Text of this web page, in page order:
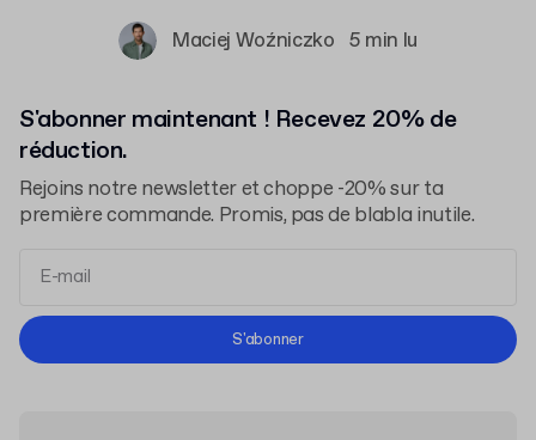
Maciej Woźniczko 5 min lu
S'abonner maintenant ! Recevez 20% de
réduction.
Rejoins notre newsletter et choppe -20% sur ta
première commande. Promis, pas de blabla inutile.
Conditions d'Utilisation
S'abonner